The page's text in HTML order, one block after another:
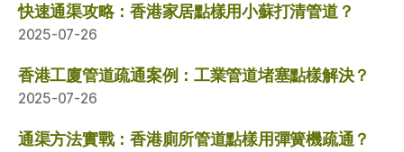
快速通渠攻略：香港家居點樣用小蘇打清管道？
2025-07-26
香港工廈管道疏通案例：工業管道堵塞點樣解決？
2025-07-26
通渠方法實戰：香港廁所管道點樣用彈簧機疏通？